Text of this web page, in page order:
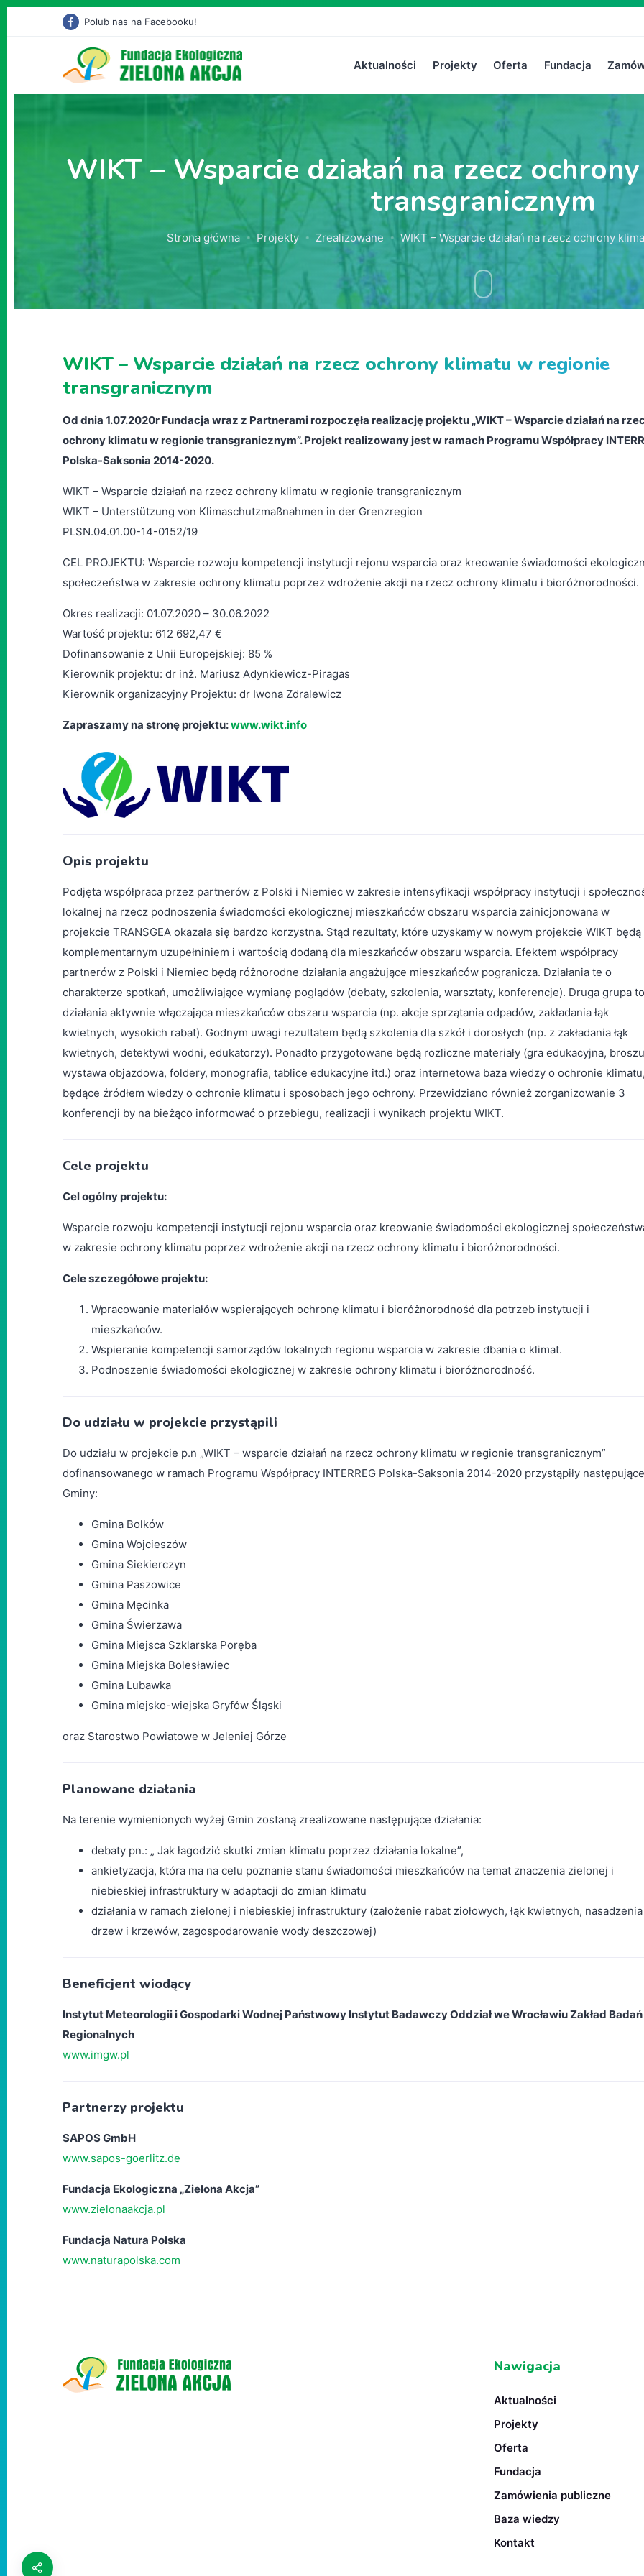
Polub nas na Facebooku!
Aktualności Projekty Oferta Fundacja
WIKT – Wsparcie działań na rzecz
transgranicznym
Strona główna Projekty Zrealizowane WIKT – Wsparcie działań na rzecz ochrony
WIKT – Wsparcie działań na rzecz ochrony klimatu w regionie
transgranicznym
Od dnia 1.07.2020r Fundacja wraz z Partnerami rozpoczęła realizację projektu „WIKT – Wsparcie działań na
ochrony klimatu w regionie transgranicznym”. Projekt realizowany jest w ramach Programu Współpracy
Polska-Saksonia 2014-2020.
WIKT – Wsparcie działań na rzecz ochrony klimatu w regionie transgranicznym
WIKT – Unterstützung von Klimaschutzmaßnahmen in der Grenzregion
PLSN.04.01.00-14-0152/19
CEL PROJEKTU: Wsparcie rozwoju kompetencji instytucji rejonu wsparcia oraz kreowanie świadomości
społeczeństwa w zakresie ochrony klimatu poprzez wdrożenie akcji na rzecz ochrony klimatu i bioróżnorodności.
Okres realizacji: 01.07.2020 – 30.06.2022
Wartość projektu: 612 692,47 €
Dofinansowanie z Unii Europejskiej: 85 %
Kierownik projektu: dr inż. Mariusz Adynkiewicz-Piragas
Kierownik organizacyjny Projektu: dr Iwona Zdralewicz
Zapraszamy na stronę projektu:www.wikt.info
Opis projektu
Podjęta współpraca przez partnerów z Polski i Niemiec w zakresie intensyfikacji współpracy instytucji i
lokalnej na rzecz podnoszenia świadomości ekologicznej mieszkańców obszaru wsparcia zainicjonowana w
projekcie TRANSGEA okazała się bardzo korzystna. Stąd rezultaty, które uzyskamy w nowym projekcie WIKT będą
komplementarnym uzupełniniem i wartością dodaną dla mieszkańców obszaru wsparcia. Efektem współpracy
partnerów z Polski i Niemiec będą różnorodne działania angażujące mieszkańców pogranicza. Działania te o
charakterze spotkań, umożliwiające wymianę poglądów (debaty, szkolenia, warsztaty, konferencje). Druga grupa to
działania aktywnie włączająca mieszkańców obszaru wsparcia (np. akcje sprzątania odpadów, zakładania łąk
kwietnych, wysokich rabat). Godnym uwagi rezultatem będą szkolenia dla szkół i dorosłych (np. z zakładania łąk
kwietnych, detektywi wodni, edukatorzy). Ponadto przygotowane będą rozliczne materiały (gra edukacyjna,
wystawa objazdowa, foldery, monografia, tablice edukacyjne itd.) oraz internetowa baza wiedzy o ochronie
będące źródłem wiedzy o ochronie klimatu i sposobach jego ochrony. Przewidziano również zorganizowanie 3
konferencji by na bieżąco informować o przebiegu, realizacji i wynikach projektu WIKT.
Cele projektu
Cel ogólny projektu:
Wsparcie rozwoju kompetencji instytucji rejonu wsparcia oraz kreowanie świadomości ekologicznej
w zakresie ochrony klimatu poprzez wdrożenie akcji na rzecz ochrony klimatu i bioróżnorodności.
Cele szczegółowe projektu:
Wpracowanie materiałów wspierających ochronę klimatu i bioróżnorodność dla potrzeb instytucji i
mieszkańców.
Wspieranie kompetencji samorządów lokalnych regionu wsparcia w zakresie dbania o klimat.
Podnoszenie świadomości ekologicznej w zakresie ochrony klimatu i bioróżnorodność.
Do udziału w projekcie przystąpili
Do udziału w projekcie p.n „WIKT – wsparcie działań na rzecz ochrony klimatu w regionie transgranicznym”
dofinansowanego w ramach Programu Współpracy INTERREG Polska-Saksonia 2014-2020 przystąpiły następujące
Gminy:
Gmina Bolków
Gmina Wojcieszów
Gmina Siekierczyn
Gmina Paszowice
Gmina Męcinka
Gmina Świerzawa
Gmina Miejsca Szklarska Poręba
Gmina Miejska Bolesławiec
Gmina Lubawka
Gmina miejsko-wiejska Gryfów Śląski
oraz Starostwo Powiatowe w Jeleniej Górze
Planowane działania
Na terenie wymienionych wyżej Gmin zostaną zrealizowane następujące działania:
debaty pn.: „ Jak łagodzić skutki zmian klimatu poprzez działania lokalne”,
ankietyzacja, która ma na celu poznanie stanu świadomości mieszkańców na temat znaczenia zielonej i
niebieskiej infrastruktury w adaptacji do zmian klimatu
działania w ramach zielonej i niebieskiej infrastruktury (założenie rabat ziołowych, łąk kwietnych, nasadzenia
drzew i krzewów, zagospodarowanie wody deszczowej)
Beneficjent wiodący
Instytut Meteorologii i Gospodarki Wodnej Państwowy Instytut Badawczy Oddział we Wrocławiu Zakład Badań
Regionalnych
www.imgw.pl
Partnerzy projektu
SAPOS GmbH
www.sapos-goerlitz.de
Fundacja Ekologiczna „Zielona Akcja”
www.zielonaakcja.pl
Fundacja Natura Polska
www.naturapolska.com
Nawigacja
Aktualności
Projekty
Oferta
Fundacja
Zamówienia publiczne
Baza wiedzy
Kontakt